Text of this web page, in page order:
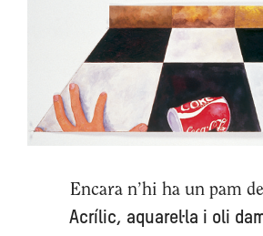
Encara n’hi ha un pam
Acrílic, aquarel·la i oli